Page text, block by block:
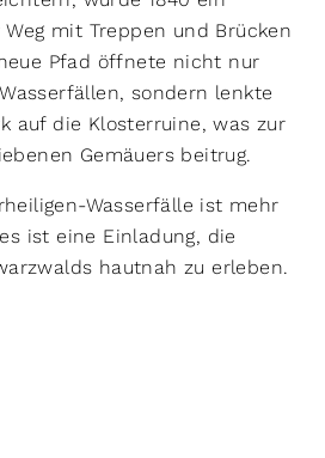
mit Treppen und Brücken
Pfad öffnete nicht nur
sondern lenkte
auf die Klosterruine, was zur
Gemäuers beitrug.
Wasserfälle ist mehr
ist eine Einladung, die
hautnah zu erleben.